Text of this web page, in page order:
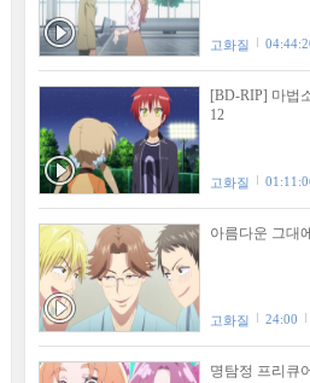
고화질
[BD-RIP] 마법
12
고화질
아름다운 그대
고화질 24:00
명탐정 프리큐